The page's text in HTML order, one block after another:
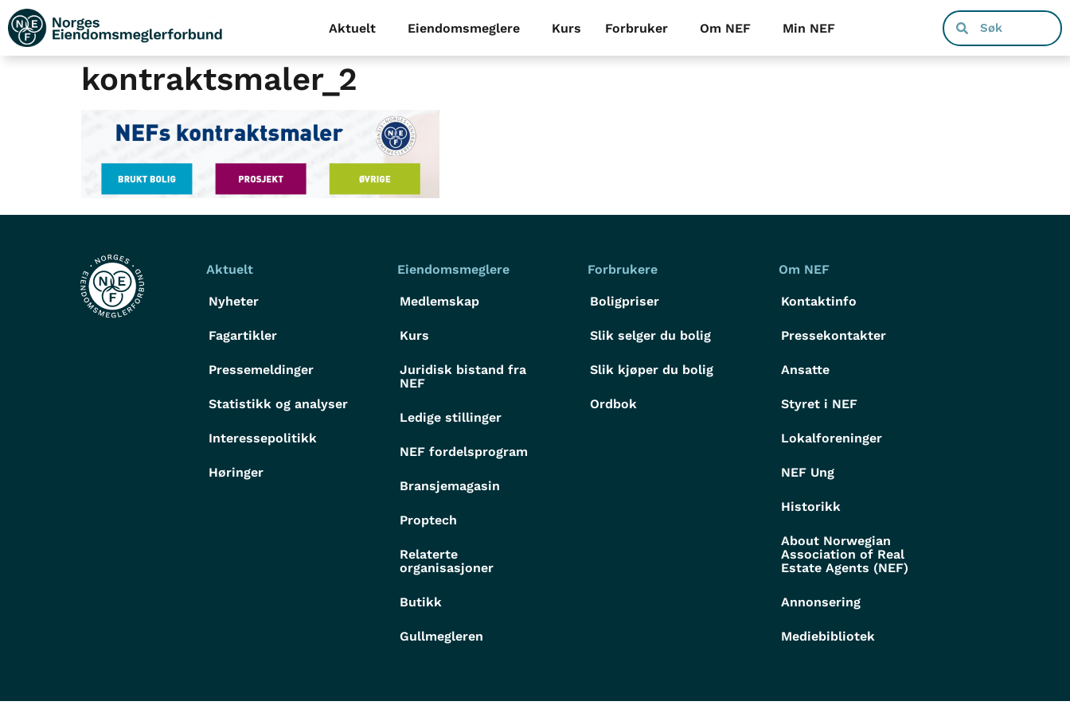
Aktuelt Eiendomsmeglere Kurs Forbruker Om NEF Min NEF
kontraktsmaler_2
Aktuelt
Nyheter
Fagartikler
Pressemeldinger
Statistikk og analyser
Interessepolitikk
Høringer
Eiendomsmeglere
Medlemskap
Kurs
Juridisk bistand fra
NEF
Ledige stillinger
NEF fordelsprogram
Bransjemagasin
Proptech
Relaterte
organisasjoner
Butikk
Gullmegleren
Forbrukere
Boligpriser
Slik selger du bolig
Slik kjøper du bolig
Ordbok
Om NEF
Kontaktinfo
Pressekontakter
Ansatte
Styret i NEF
Lokalforeninger
NEF Ung
Historikk
About Norwegian
Association of Real
Estate Agents (NEF)
Annonsering
Mediebibliotek